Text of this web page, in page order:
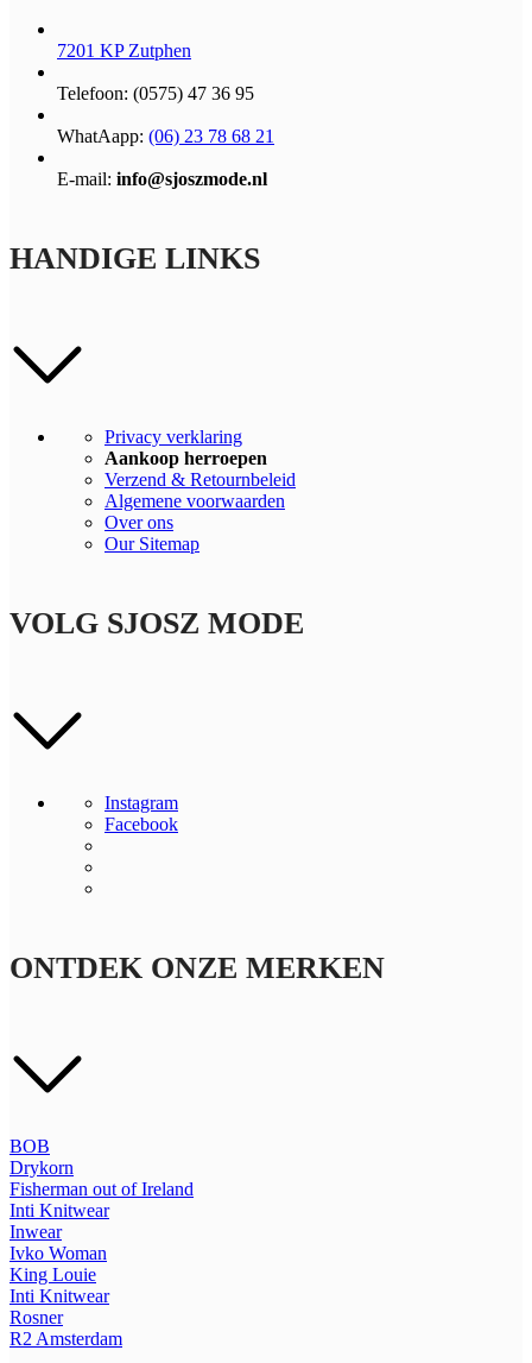
7201 KP Zutphen
Telefoon: (0575) 47 36 95
WhatAapp: (06) 23 78 68 21
E-mail: info@sjoszmode.nl
HANDIGE LINKS
Privacy verklaring
Aankoop herroepen
Verzend & Retournbeleid
Algemene voorwaarden
Over ons
Our Sitemap
VOLG SJOSZ MODE
Instagram
Facebook
ONTDEK ONZE MERKEN
BOB
Drykorn
Fisherman out of Ireland
Inti Knitwear
Inwear
Ivko Woman
King Louie
Inti Knitwear
Rosner
R2 Amsterdam